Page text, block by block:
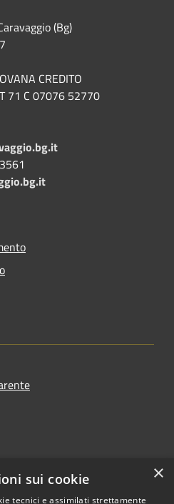
(Bg)
CREDITO
71 C 07076 52770
×
sui cookie
tecnici e assimilati strettamente